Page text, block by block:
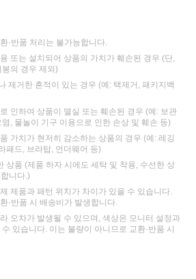
·반품 처리는 불가능합니다.
또는 설치되어 상품의 가치가 훼손된 경우 (단,
의 경우 제외)
제거한 흔적이 있는 경우 (예: 택제거, 패키지백
인하여 상품이 멸실 또는 훼손된 경우 (예: 보관
, 물놀이 기구 이용으로 인한 손상 및 훼손 등)
가치가 현저히 감소하는 상품의 경우 (예: 레깅
패드, 브라탑, 언더웨어 등)
상품 (제품 하자 시에도 세탁 및 착용, 수선한 상
니다.)
제품과 패턴 위치가 차이가 있을 수 있습니다.
·반품 시 배송비가 발생합니다.
오차가 발생될 수 있으며, 색상은 모니터 설정과
있습니다. 이는 불량이 아니므로 교환·반품 시